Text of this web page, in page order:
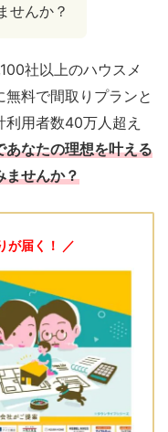
せんか？
社以上のハウスメ
料で間取りプランと
用者数40万人超え
あなたの理想を叶える
ませんか？
が届く！ ／